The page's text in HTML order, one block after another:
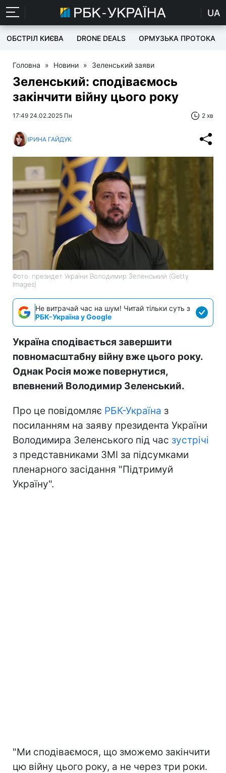
UA
ОБСТРІЛ КИЄВА DRONE DEALS ОРМУЗЬКА ПРОТОКА
Головна » Новини » Зеленський заяви
Зеленський: сподіваємось
закінчити війну цього року
17:49 24.02.2025 Пн 2 хв
ІРИНА ГАЙДУК
Фото: президет України Володимир Зеленський (Getty
Images)
Не витрачай час на шум! Читай тільки суть з
РБК-Україна у Google
Україна сподівається завершити
повномасштабну війну вже цього року.
Однак Росія може повернутися,
впевнений Володимир Зеленський.
Про це повідомляє РБК-Україна з
посиланням на заяву президента України
Володимира Зеленського під час зустрічі
з представниками ЗМІ за підсумками
пленарного засідання "Підтримуй
Україну".
"Ми сподіваємося, що зможемо закінчити
цю війну цього року, а не через три роки.